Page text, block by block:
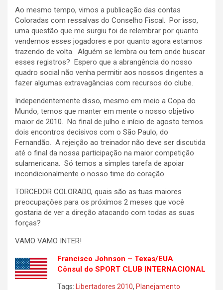
Ao mesmo tempo, vimos a publicação das contas
Coloradas com ressalvas do Conselho Fiscal. Por isso,
uma questão que me surgiu foi de relembrar por quanto
vendemos esses jogadores e por quanto agora estamos
trazendo de volta. Alguém se lembra ou tem onde buscar
esses registros? Espero que a abrangência do nosso
quadro social não venha permitir aos nossos dirigentes a
fazer algumas extravagâncias com recursos do clube.
Independentemente disso, mesmo em meio a Copa do
Mundo, temos que manter em mente o nosso objetivo
maior de 2010. No final de julho e início de agosto temos
dois encontros decisivos com o São Paulo, do
Fernandão. A rejeição ao treinador não deve ser discutida
até o final da nossa participação na maior competição
sulamericana. Só temos a simples tarefa de apoiar
incondicionalmente o nosso time do coração.
TORCEDOR COLORADO, quais são as tuas maiores
preocupações para os próximos 2 meses que você
gostaria de ver a direção atacando com todas as suas
forças?
VAMO VAMO INTER!
Francisco Johnson – Texas/EUA
Cônsul do SPORT CLUB INTERNACIONAL
Tags: Libertadores 2010, Planejamento